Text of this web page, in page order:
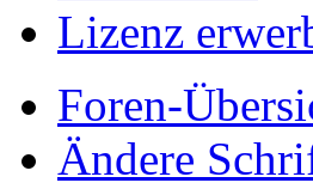
Lizenz
Foren-
Ändere